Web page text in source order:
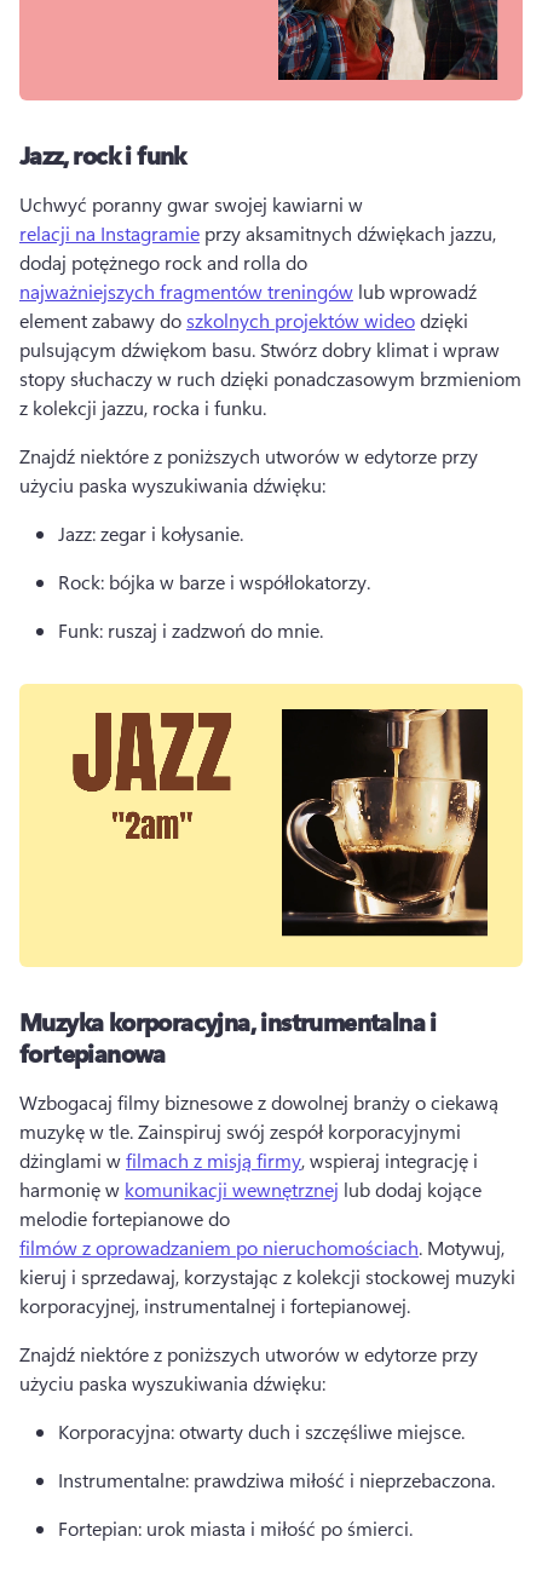
Jazz, rock i funk
Uchwyć poranny gwar swojej kawiarni w
relacji na Instagramie przy aksamitnych dźwiękach jazzu,
dodaj potężnego rock and rolla do
najważniejszych fragmentów treningów lub wprowadź
element zabawy do szkolnych projektów wideo dzięki
pulsującym dźwiękom basu. Stwórz dobry klimat i wpraw
stopy słuchaczy w ruch dzięki ponadczasowym brzmieniom
z kolekcji jazzu, rocka i funku.
Znajdź niektóre z poniższych utworów w edytorze przy
użyciu paska wyszukiwania dźwięku:
Jazz: zegar i kołysanie.
Rock: bójka w barze i współlokatorzy.
Funk: ruszaj i zadzwoń do mnie.
Muzyka korporacyjna, instrumentalna i
fortepianowa
Wzbogacaj filmy biznesowe z dowolnej branży o ciekawą
muzykę w tle. Zainspiruj swój zespół korporacyjnymi
dżinglami w filmach z misją firmy, wspieraj integrację i
harmonię w komunikacji wewnętrznej lub dodaj kojące
melodie fortepianowe do
filmów z oprowadzaniem po nieruchomościach. Motywuj,
kieruj i sprzedawaj, korzystając z kolekcji stockowej muzyki
korporacyjnej, instrumentalnej i fortepianowej.
Znajdź niektóre z poniższych utworów w edytorze przy
użyciu paska wyszukiwania dźwięku:
Korporacyjna: otwarty duch i szczęśliwe miejsce.
Instrumentalne: prawdziwa miłość i nieprzebaczona.
Fortepian: urok miasta i miłość po śmierci.